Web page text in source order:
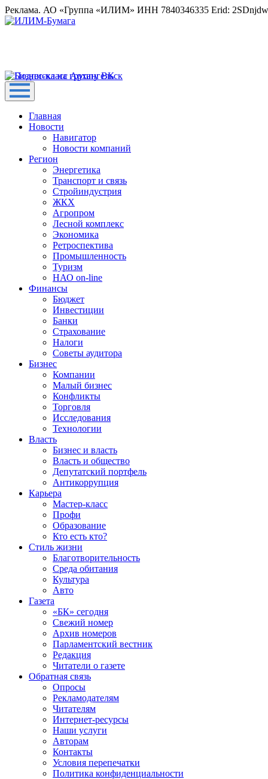
Реклама. АО «Группа «ИЛИМ» ИНН 7840346335 Erid:
Главная
Новости
Навигатор
Новости компаний
Регион
Энергетика
Транспорт и связь
Стройиндустрия
ЖКХ
Агропром
Лесной комплекс
Экономика
Ретроспектива
Промышленность
Туризм
НАО on-line
Финансы
Бюджет
Инвестиции
Банки
Страхование
Налоги
Советы аудитора
Бизнес
Компании
Малый бизнес
Конфликты
Торговля
Исследования
Технологии
Власть
Бизнес и власть
Власть и общество
Депутатский портфель
Антикоррупция
Карьера
Мастер-класс
Профи
Образование
Кто есть кто?
Стиль жизни
Благотворительность
Среда обитания
Культура
Авто
Газета
«БК» сегодня
Свежий номер
Архив номеров
Парламентский вестник
Редакция
Читатели о газете
Обратная связь
Опросы
Рекламодателям
Читателям
Интернет-ресурсы
Наши услуги
Авторам
Контакты
Условия перепечатки
Политика конфиденциальности